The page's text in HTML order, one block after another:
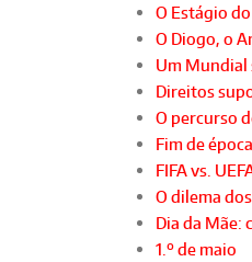
O Estágio
O Diogo, o
Um Mundial
Direitos
O percurso
Fim de
FIFA vs.
O dilema
Dia da Mãe:
1.º de maio